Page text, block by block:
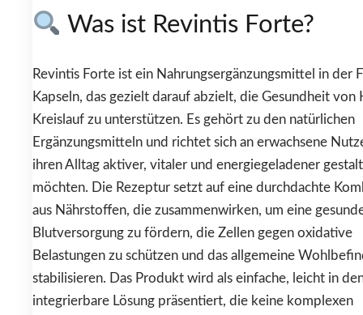
Was ist Revintis Forte?
Revintis Forte ist ein Nahrungsergänzungsmittel in der
Kapseln, das gezielt darauf abzielt, die Gesundheit von
Kreislauf zu unterstützen. Es gehört zu den natürlichen
Ergänzungsmitteln und richtet sich an erwachsene
ihren Alltag aktiver, vitaler und energiegeladener
möchten. Die Rezeptur setzt auf eine durchdachte
aus Nährstoffen, die zusammenwirken, um eine
Blutversorgung zu fördern, die Zellen gegen oxidative
Belastungen zu schützen und das allgemeine
stabilisieren. Das Produkt wird als einfache, leicht in
integrierbare Lösung präsentiert, die keine komplexen